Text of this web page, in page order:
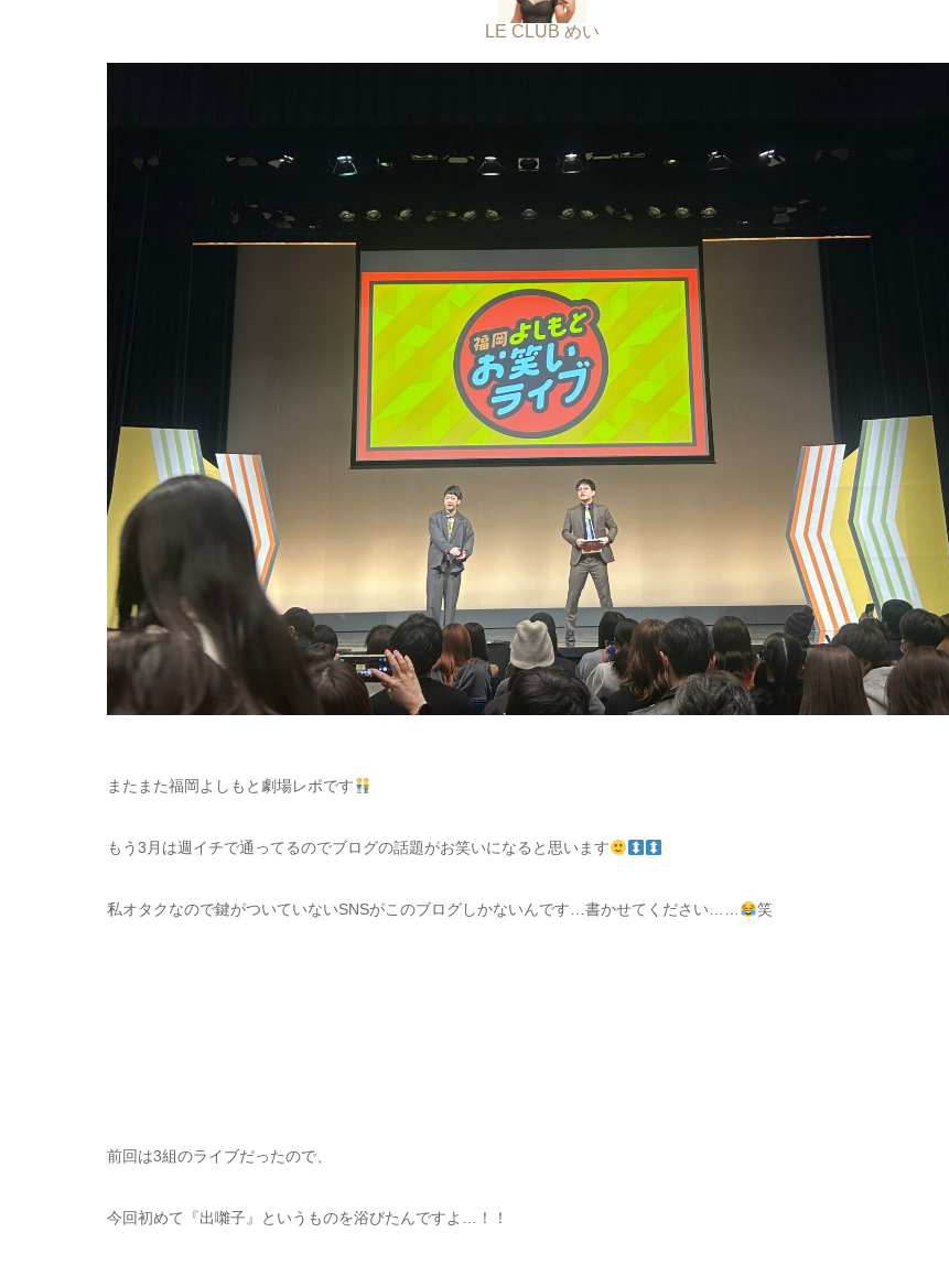
LE CLUB めい
またまた福岡よしもと劇場レポです
もう3月は週イチで通ってるのでブログの話題がお笑いになると思います
私オタクなので鍵がついていないSNSがこのブログしかないんです…書かせてください…… 笑
前回は3組のライブだったので、
今回初めて『出囃子』というものを浴びたんですよ…！！